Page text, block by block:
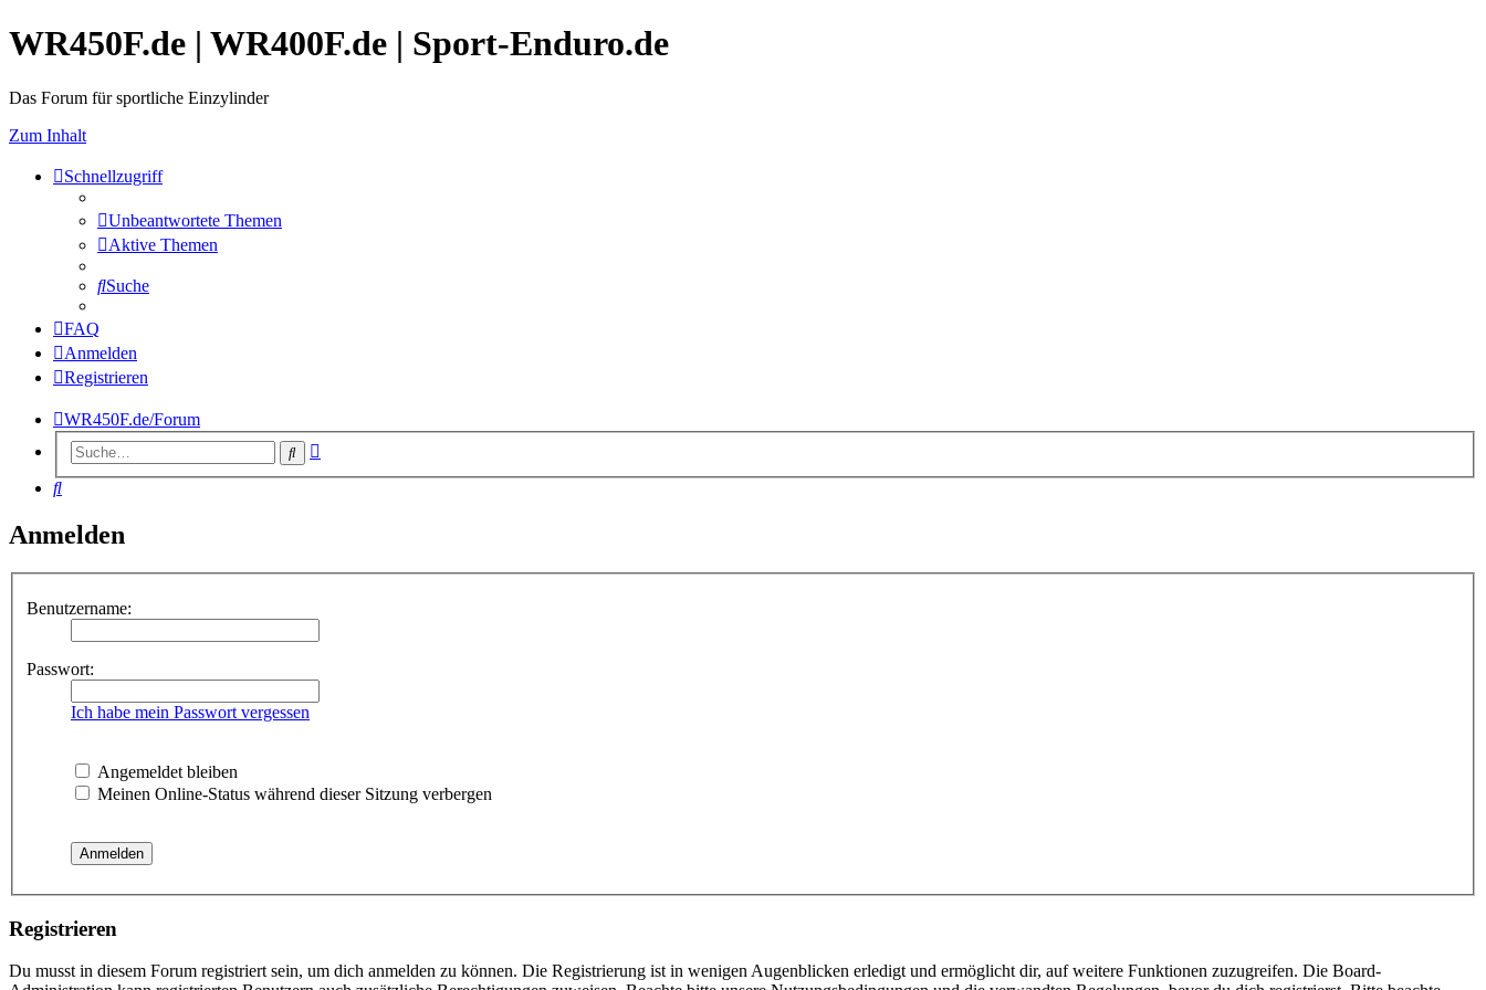
WR450F.de | WR400F.de | Sport-Enduro.de
Das Forum für sportliche Einzylinder
Zum Inhalt
Schnellzugriff
Unbeantwortete Themen
Aktive Themen
Suche
FAQ
Anmelden
Registrieren
WR450F.de/Forum
Suche
Suche
Anmelden
Benutzername:
Passwort:
Ich habe mein Passwort vergessen
Angemeldet bleiben
Meinen Online-Status während dieser Sitzung verbergen
Registrieren
Du musst in diesem Forum registriert sein, um dich anmelden zu können. Die Registrierung ist in wenigen Augenblicken erledigt und ermöglicht dir, auf weitere Funktionen zuzugreifen. Die Board-